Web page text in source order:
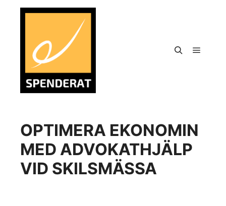
OPTIMERA EKONOMIN
MED ADVOKATHJÄLP
VID SKILSMÄSSA